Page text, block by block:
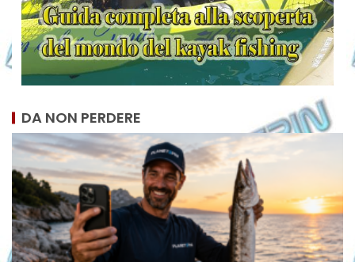
DA NON PERDERE